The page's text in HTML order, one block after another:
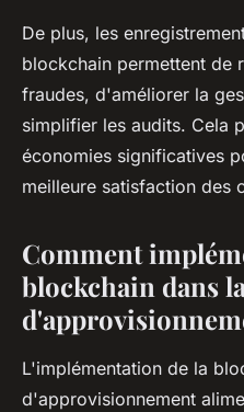
De plus, les
blockchain permettent de
fraudes, d'améliorer la
simplifier les audits. Cela
économies significatives
meilleure satisfaction des
Comment
blockchain dans
L'implémentation de la
d'approvisionnement